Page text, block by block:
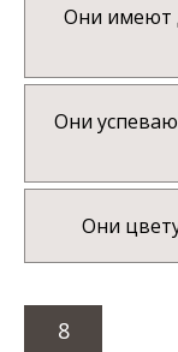
Они имеют
Они
Они
8